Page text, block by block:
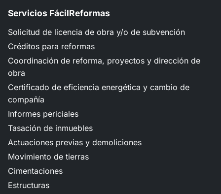
Servicios FácilReformas
Solicitud de licencia de obra y/o de subvención
Créditos para reformas
Coordinación de reforma, proyectos y dirección de
obra
Certificado de eficiencia energética y cambio de
compañía
Informes periciales
Tasación de inmuebles
Actuaciones previas y demoliciones
Movimiento de tierras
Cimentaciones
Estructuras